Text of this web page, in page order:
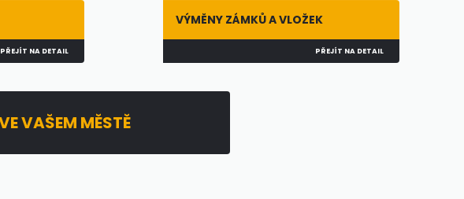
PŘEJÍT NA DETAIL
VÝMĚNY ZÁMKŮ A VLOŽEK
PŘEJÍT NA DETAIL
VAŠEM MĚSTĚ